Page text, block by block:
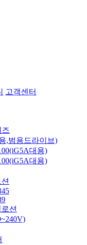
고객센터
즈
,범용드라이브)
대용)
대용)
션